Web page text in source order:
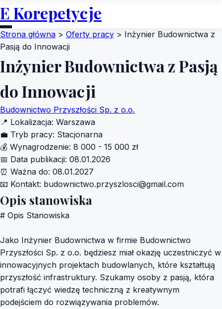
E Korepetycje
Strona główna > Oferty pracy > Inżynier Budownictwa z
Pasją do Innowacji
Inżynier Budownictwa z Pasją
do Innowacji
Budownictwo Przyszłości Sp. z o.o.
📍 Lokalizacja: Warszawa
💼 Tryb pracy: Stacjonarna
💰 Wynagrodzenie: 8 000 - 15 000 zł
📅 Data publikacji: 08.01.2026
⏰ Ważna do: 08.01.2027
📧 Kontakt: budownictwo.przyszlosci@gmail.com
Opis stanowiska
# Opis Stanowiska
Jako Inżynier Budownictwa w firmie Budownictwo
Przyszłości Sp. z o.o. będziesz miał okazję uczestniczyć w
innowacyjnych projektach budowlanych, które kształtują
przyszłość infrastruktury. Szukamy osoby z pasją, która
potrafi łączyć wiedzę techniczną z kreatywnym
podejściem do rozwiązywania problemów.